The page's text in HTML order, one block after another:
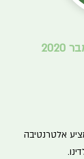
אלטרנטיבה